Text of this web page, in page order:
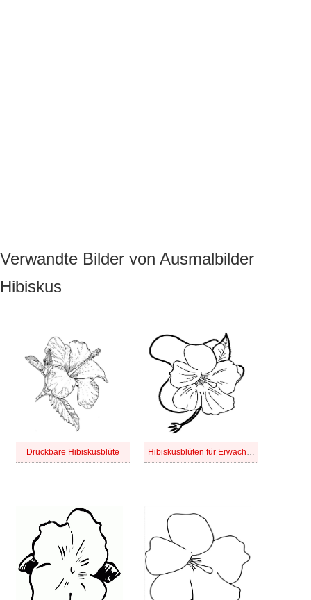
Verwandte Bilder von Ausmalbilder
Hibiskus
Druckbare Hibiskusblüte Hibiskusblüten für Erwachsene